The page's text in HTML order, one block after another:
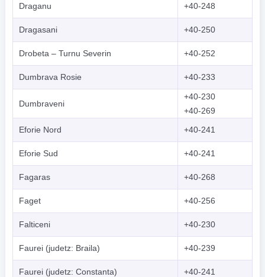
Draganu +40-248
Dragasani +40-250
Drobeta – Turnu Severin +40-252
Dumbrava Rosie +40-233
Dumbraveni
+40-230
+40-269
Eforie Nord
+40-241
Eforie Sud +40-241
Fagaras +40-268
Faget +40-256
Falticeni +40-230
Faurei (judetz: Braila) +40-239
Faurei (judetz: Constanta) +40-241